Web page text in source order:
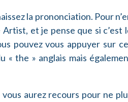
la prononciation. Pour
et je pense que si c’est
pouvez vous appuyer sur
the » anglais mais
vous aurez recours pour ne